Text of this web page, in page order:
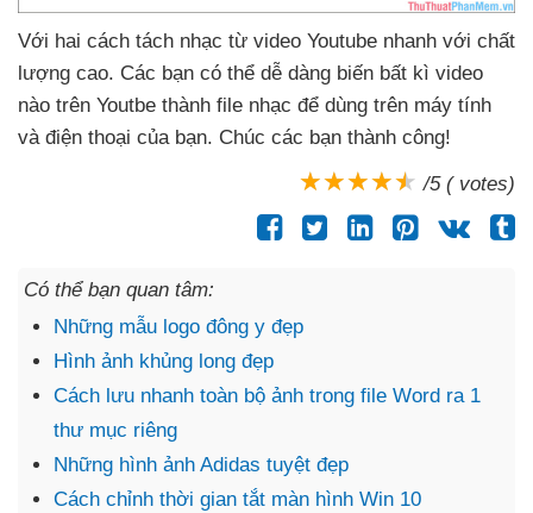
Với hai cách tách nhạc từ video Youtube nhanh với chất
lượng cao. Các bạn có thể dễ dàng biến bất kì video
nào trên Youtbe thành file nhạc để dùng trên máy tính
và điện thoại của bạn. Chúc các bạn thành công!
/5 ( votes)
Có thể bạn quan tâm:
Những mẫu logo đông y đẹp
Hình ảnh khủng long đẹp
Cách lưu nhanh toàn bộ ảnh trong file Word ra 1
thư mục riêng
Những hình ảnh Adidas tuyệt đẹp
Cách chỉnh thời gian tắt màn hình Win 10